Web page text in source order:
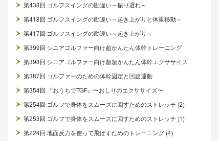
第438回 ゴルフスイングの勘違い～振り遅れ～
第418回 ゴルフスイングの勘違い～起き上がりと体重移動～
第417回 ゴルフスイングの勘違い～起き上がり～
第399回 シニアゴルファー向け超かんたん体幹トレーニング
第398回 シニアゴルファー向け超超かんたん体幹エクササイズ
第387回 ゴルファーのための体幹固定と回旋運動
第354回 『おうちでTGF』〜おしりのエクササイズ〜
第254回 ゴルフで身体をスムーズに回すためのストレッチ (2)
第253回 ゴルフで身体をスムーズに回すためのストレッチ (1)
第224回 地面反力を使って飛ばすためのトレーニング (4)